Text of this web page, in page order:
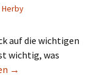
Herby
auf die wichtigen
wichtig, was
Advents –
→